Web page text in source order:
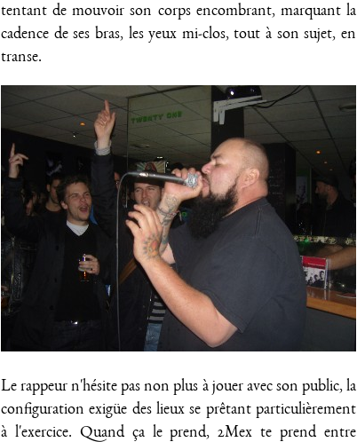
tentant de mouvoir son corps encombrant, marquant la
cadence de ses bras, les yeux mi-clos, tout à son sujet, en
transe.
Le rappeur n'hésite pas non plus à jouer avec son public, la
configuration exigüe des lieux se prêtant particulièrement
à l'exercice. Quand ça le prend, 2Mex te prend entre